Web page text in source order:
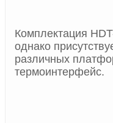
Комплектация
однако
различных
термоинтерфейс.